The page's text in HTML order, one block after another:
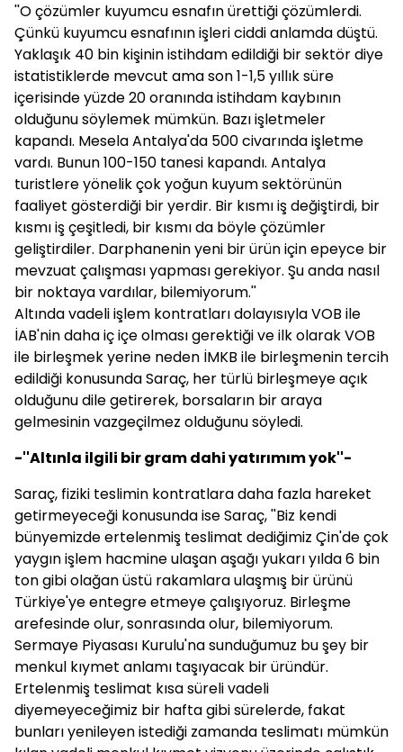
''O çözümler kuyumcu esnafın ürettiği çözümlerdi.
Çünkü kuyumcu esnafının işleri ciddi anlamda düştü.
Yaklaşık 40 bin kişinin istihdam edildiği bir sektör diye
istatistiklerde mevcut ama son 1-1,5 yıllık süre
içerisinde yüzde 20 oranında istihdam kaybının
olduğunu söylemek mümkün. Bazı işletmeler
kapandı. Mesela Antalya'da 500 civarında işletme
vardı. Bunun 100-150 tanesi kapandı. Antalya
turistlere yönelik çok yoğun kuyum sektörünün
faaliyet gösterdiği bir yerdir. Bir kısmı iş değiştirdi, bir
kısmı iş çeşitledi, bir kısmı da böyle çözümler
geliştirdiler. Darphanenin yeni bir ürün için epeyce bir
mevzuat çalışması yapması gerekiyor. Şu anda nasıl
bir noktaya vardılar, bilemiyorum.''
Altında vadeli işlem kontratları dolayısıyla VOB ile
İAB'nin daha iç içe olması gerektiği ve ilk olarak VOB
ile birleşmek yerine neden İMKB ile birleşmenin tercih
edildiği konusunda Saraç, her türlü birleşmeye açık
olduğunu dile getirerek, borsaların bir araya
gelmesinin vazgeçilmez olduğunu söyledi.
-''Altınla ilgili bir gram dahi yatırımım yok''-
Saraç, fiziki teslimin kontratlara daha fazla hareket
getirmeyeceği konusunda ise Saraç, ''Biz kendi
bünyemizde ertelenmiş teslimat dediğimiz Çin'de çok
yaygın işlem hacmine ulaşan aşağı yukarı yılda 6 bin
ton gibi olağan üstü rakamlara ulaşmış bir ürünü
Türkiye'ye entegre etmeye çalışıyoruz. Birleşme
arefesinde olur, sonrasında olur, bilemiyorum.
Sermaye Piyasası Kurulu'na sunduğumuz bu şey bir
menkul kıymet anlamı taşıyacak bir üründür.
Ertelenmiş teslimat kısa süreli vadeli
diyemeyeceğimiz bir hafta gibi sürelerde, fakat
bunları yenileyen istediği zamanda teslimatı mümkün